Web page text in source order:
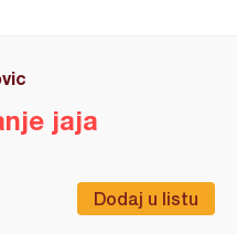
Dodaj u listu
jaja